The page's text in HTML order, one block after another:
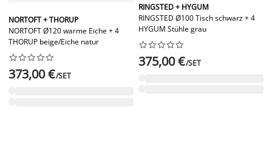
NORTOFT + THORUP
NORTOFT Ø120 warme Eiche + 4
THORUP beige/Eiche natur






373,00 €/SET
RINGSTED + HYGUM
RINGSTED Ø100 Tisch schwarz + 4
HYGUM Stühle grau






375,00 €/SET